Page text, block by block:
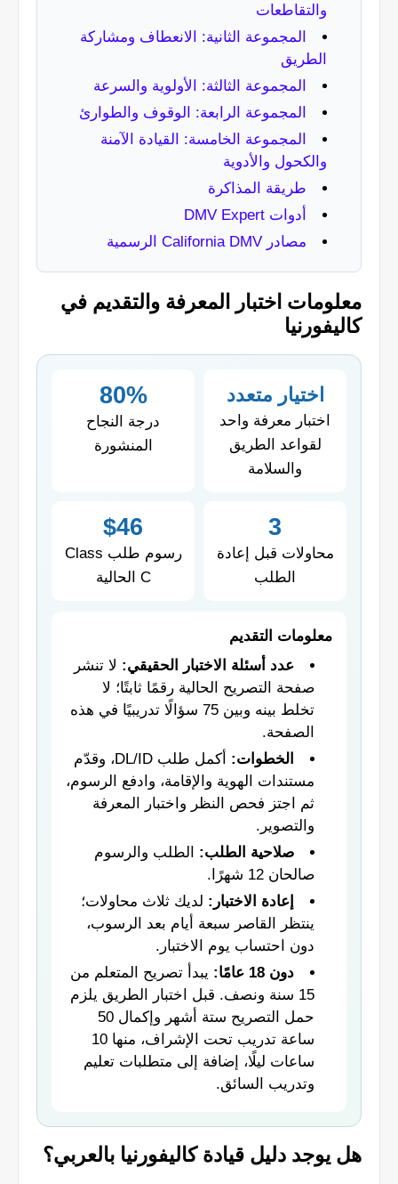
والتقاطعات
المجموعة الثانية: الانعطاف ومشاركة
الطريق
المجموعة الثالثة: الأولوية والسرعة
المجموعة الرابعة: الوقوف والطوارئ
المجموعة الخامسة: القيادة الآمنة
والكحول والأدوية
طريقة المذاكرة
أدوات DMV Expert
مصادر California DMV الرسمية
معلومات اختبار المعرفة والتقديم في
كاليفورنيا
اختيار متعدد
اختبار معرفة واحد
لقواعد الطريق
والسلامة
80%
درجة النجاح
المنشورة
3
محاولات قبل إعادة
الطلب
$46
رسوم طلب Class
C الحالية
معلومات التقديم
عدد أسئلة الاختبار الحقيقي: لا تنشر
صفحة التصريح الحالية رقمًا ثابتًا؛ لا
تخلط بينه وبين 75 سؤالًا تدريبيًا في هذه
الصفحة.
الخطوات:
أكمل طلب DL/ID، وقدّم
مستندات الهوية والإقامة، وادفع الرسوم،
ثم اجتز فحص النظر واختبار المعرفة
والتصوير.
صلاحية الطلب: الطلب والرسوم
صالحان 12 شهرًا.
إعادة الاختبار: لديك ثلاث محاولات؛
ينتظر القاصر سبعة أيام بعد الرسوب،
دون احتساب يوم الاختبار.
دون 18 عامًا:
يبدأ تصريح المتعلم من
15 سنة ونصف. قبل اختبار الطريق يلزم
حمل التصريح ستة أشهر وإكمال 50
ساعة تدريب تحت الإشراف، منها 10
ساعات ليلًا، إضافة إلى متطلبات تعليم
وتدريب السائق.
هل يوجد دليل قيادة كاليفورنيا بالعربي؟